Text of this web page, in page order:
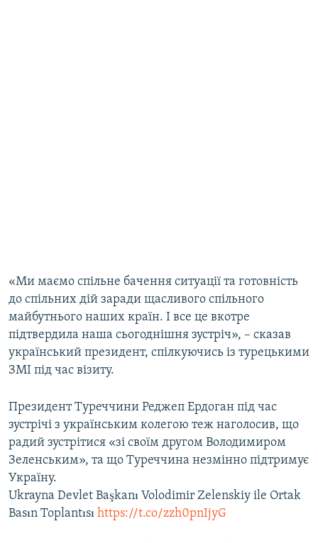
«Ми маємо спільне бачення ситуації та готовність
до спільних дій заради щасливого спільного
майбутнього наших країн. І все це вкотре
підтвердила наша сьогоднішня зустріч», – сказав
український президент, спілкуючись із турецькими
ЗМІ під час візиту.
Президент Туреччини Реджеп Ердоган під час
зустрічі з українським колегою теж наголосив, що
радий зустрітися «зі своїм другом Володимиром
Зеленським», та що Туреччина незмінно підтримує
Україну.
Ukrayna Devlet Başkanı Volodimir Zelenskiy ile Ortak
Basın Toplantısı https://t.co/zzh0pnIjyG